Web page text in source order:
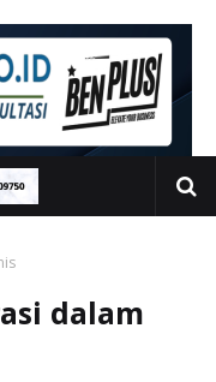
dalam